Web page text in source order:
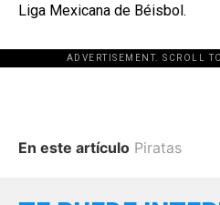
Liga Mexicana de Béisbol.
ADVERTISEMENT. SCROLL
En este artículo Piratas